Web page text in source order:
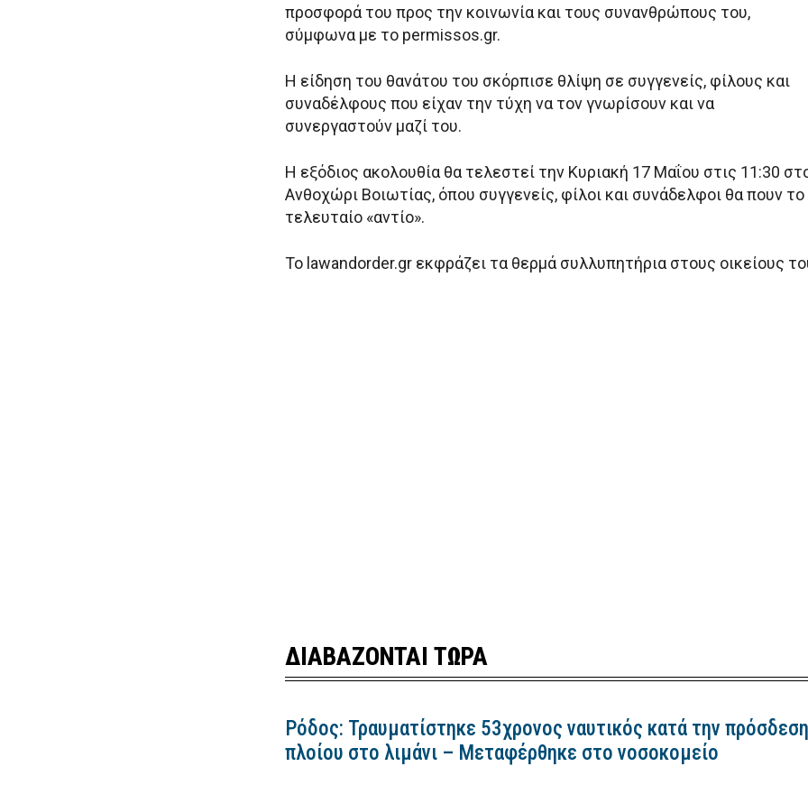
προσφορά του προς την κοινωνία και τους συνανθρώπους του,
σύμφωνα με το permissos.gr.
Η είδηση του θανάτου του σκόρπισε θλίψη σε συγγενείς, φίλους και
συναδέλφους που είχαν την τύχη να τον γνωρίσουν και να
συνεργαστούν μαζί του.
Η εξόδιος ακολουθία θα τελεστεί την Κυριακή 17 Μαΐου στις 11:30
Ανθοχώρι Βοιωτίας, όπου συγγενείς, φίλοι και συνάδελφοι θα πουν το
τελευταίο «αντίο».
Το lawandorder.gr εκφράζει τα θερμά συλλυπητήρια στους οικείους
ΔΙΑΒΑΖΟΝΤΑΙ ΤΩΡΑ
Ρόδος: Τραυματίστηκε 53χρονος ναυτικός κατά την πρόσδεση
πλοίου στο λιμάνι – Μεταφέρθηκε στο νοσοκομείο